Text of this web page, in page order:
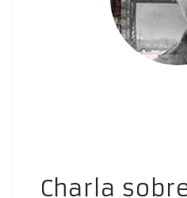
Charla